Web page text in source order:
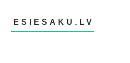
main
footerESIESAKU.LV